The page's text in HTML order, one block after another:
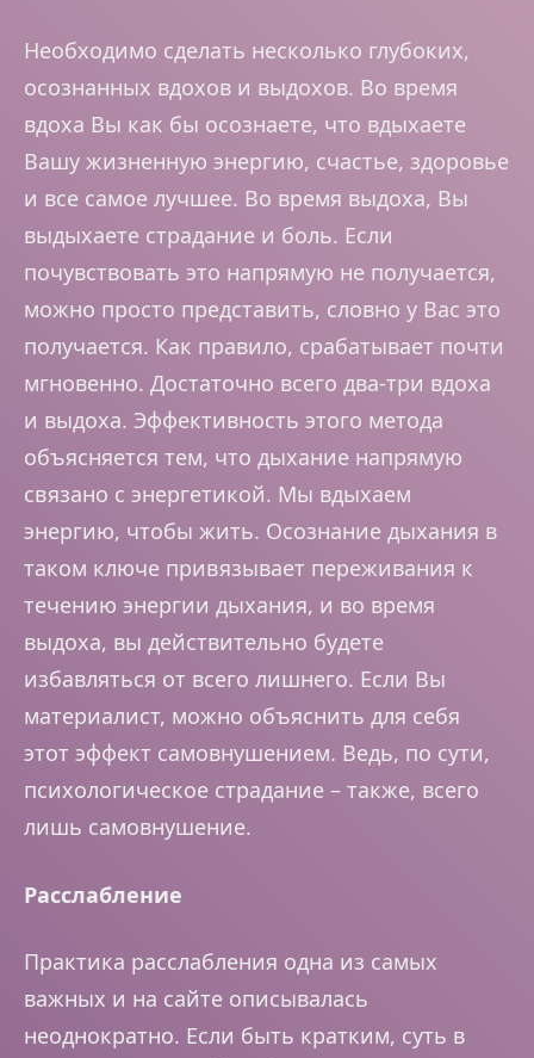
Необходимо сделать несколько глубоких,
осознанных вдохов и выдохов. Во время
вдоха Вы как бы осознаете, что вдыхаете
Вашу жизненную энергию, счастье, здоровье
и все самое лучшее. Во время выдоха, Вы
выдыхаете страдание и боль. Если
почувствовать это напрямую не получается,
можно просто представить, словно у Вас это
получается. Как правило, срабатывает почти
мгновенно. Достаточно всего два-три вдоха
и выдоха. Эффективность этого метода
объясняется тем, что дыхание напрямую
связано с энергетикой. Мы вдыхаем
энергию, чтобы жить. Осознание дыхания в
таком ключе привязывает переживания к
течению энергии дыхания, и во время
выдоха, вы действительно будете
избавляться от всего лишнего. Если Вы
материалист, можно объяснить для себя
этот эффект самовнушением. Ведь, по сути,
психологическое страдание – также, всего
лишь самовнушение.
Расслабление
Практика расслабления одна из самых
важных и на сайте описывалась
неоднократно. Если быть кратким, суть в